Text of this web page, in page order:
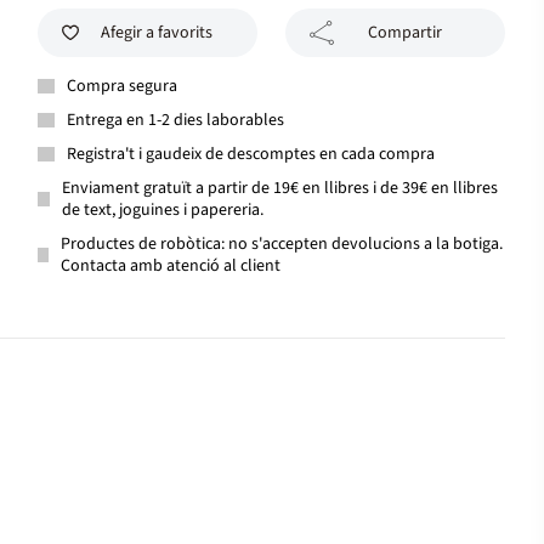
Afegir a favorits Compartir
Compra segura
Entrega en 1-2 dies laborables
Registra't i gaudeix de descomptes en cada compra
Enviament gratuït a partir de 19€ en llibres i de 39€ en llibres
de text, joguines i papereria.
Productes de robòtica: no s'accepten devolucions a la botiga.
Contacta amb atenció al client